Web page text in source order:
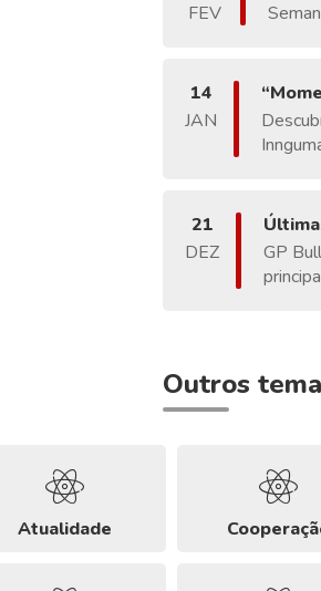
FEV
14
JAN
21
DEZ
GP
Outros
Atualidade